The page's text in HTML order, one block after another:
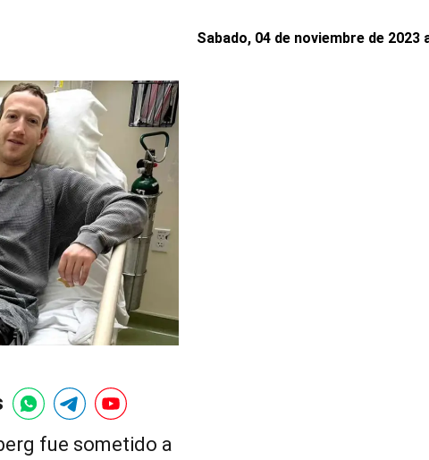
Sabado, 04 de noviembre de 2023
fue sometido a